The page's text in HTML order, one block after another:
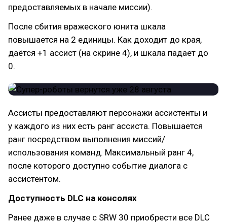
предоставляемых в начале миссии).
После сбития вражеского юнита шкала
повышается на 2 единицы. Как доходит до края,
даётся +1 ассист (на скрине 4), и шкала падает до
0.
Ассисты предоставляют персонажи ассистенты и
у каждого из них есть ранг ассиста. Повышается
ранг посредством выполнения миссий/
использования команд. Максимальный ранг 4,
после которого доступно событие диалога с
ассистентом.
Доступность DLC на консолях
Ранее даже в случае с SRW 30 приобрести все DLC